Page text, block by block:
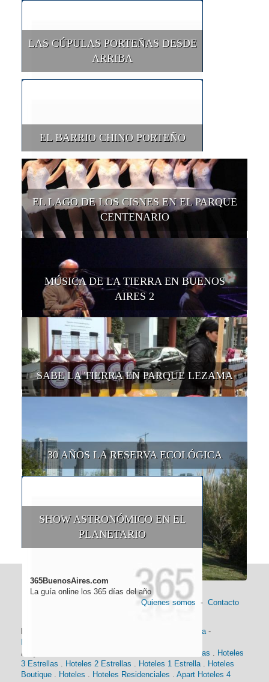
LAS CÚPULAS PORTEÑAS DESDE
ARRIBA
EL BARRIO CHINO PORTEÑO
EL LAGO DE LOS CISNES EN EL PARQUE
CENTENARIO
MÚSICA DE LA TIERRA EN BUENOS
AIRES 2
SABE LA TIERRA EN PARQUE LEZAMA
30 AÑOS LA RESERVA ECOLÓGICA
SHOW ASTRONÓMICO EN EL
PLANETARIO
365BuenosAires.com
La guía online los 365 días del año
Quienes somos - Contacto
Historia-
Alojamiento:
Hoteles 4 Estrellas . Hoteles
3 Estrellas . Hoteles 2 Estrellas . Hoteles 1 Estrella. Hoteles
Boutique . Hoteles . Hoteles Residenciales . Apart Hoteles 4